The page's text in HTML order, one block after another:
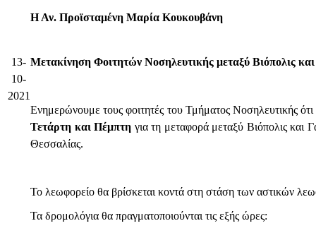
Η Αν. Προϊσταμένη Μαρία Κουκουβάνη
13-
10-
2021
Μετακίνηση Φοιτητών Νοσηλευτικής μεταξύ Βιόπολις και
Ενημερώνουμε τους φοιτητές του Τμήματος Νοσηλευτικής
Τετάρτη και Πέμπτη για τη μεταφορά μεταξύ Βιόπολις και
Θεσσαλίας.
Το λεωφορείο θα βρίσκεται κοντά στη στάση των αστικών
Τα δρομολόγια θα πραγματοποιούνται τις εξής ώρες: